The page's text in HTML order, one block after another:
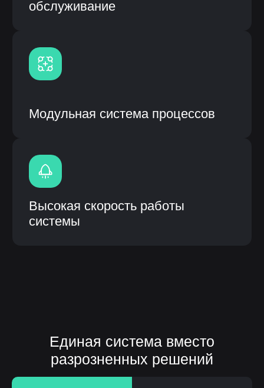
технико-организующая система) –
специализированное прикладное
программное обеспечение,
предназначенное для решения задач
синхронизации, координации, анализа
Описание инф.системы:
Собственная разработка с открытым
Интеграция с системами заказчика
(1С, CRM и др.), а также
оборудованием
Высокое быстродействие
месяцев
Внедрение, обучение, гарантия и
сервисное сопроводение